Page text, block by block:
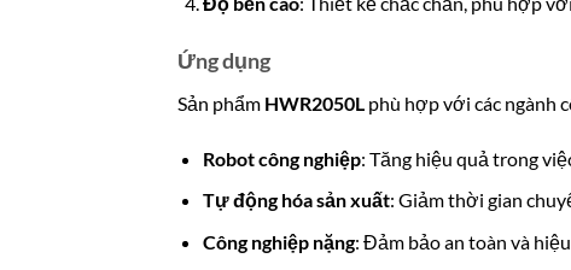
Ứng dụng
Sản phẩm HWR2050L phù hợp với các ngành
Robot công nghiệp: Tăng hiệu quả trong
Tự động hóa sản xuất: Giảm thời gian
Công nghiệp nặng: Đảm bảo an toàn và